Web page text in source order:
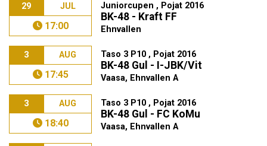
29 JUL
17:00
Juniorcupen , Pojat 2016
BK-48 - Kraft FF
Ehnvallen
3 AUG
17:45
Taso 3 P10 , Pojat 2016
BK-48 Gul - I-JBK/Vit
Vaasa, Ehnvallen A
3 AUG
18:40
Taso 3 P10 , Pojat 2016
BK-48 Gul - FC KoMu
Vaasa, Ehnvallen A